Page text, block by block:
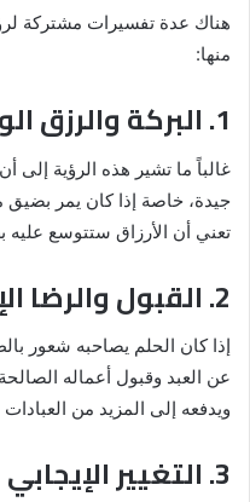
هناك عدة تفسيرات مشتركة
منها:
1. البركة والرزق الوفير
غالباً ما تشير هذه الرؤية
جيدة، خاصة إذا كان يمر بضيق
تعني أن الأرزاق ستتوسع
2. القبول والرضا الإلهي
إذا كان الحلم يصاحبه شعور
عن العبد وقبول أعماله
ويدفعه إلى المزيد من
3. التغيير الإيجابي في الحياة